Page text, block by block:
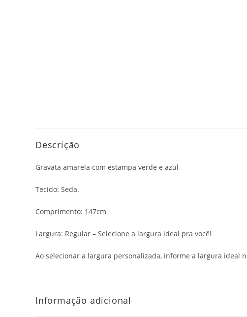
Descrição
Gravata amarela com estampa verde e azul
Tecido: Seda.
Comprimento: 147cm
Largura: Regular – Selecione a largura ideal pra você!
Ao selecionar a largura personalizada, informe a largura ideal
Informação adicional